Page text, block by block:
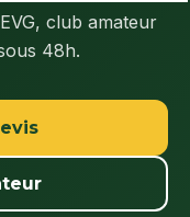
club amateur
48h.